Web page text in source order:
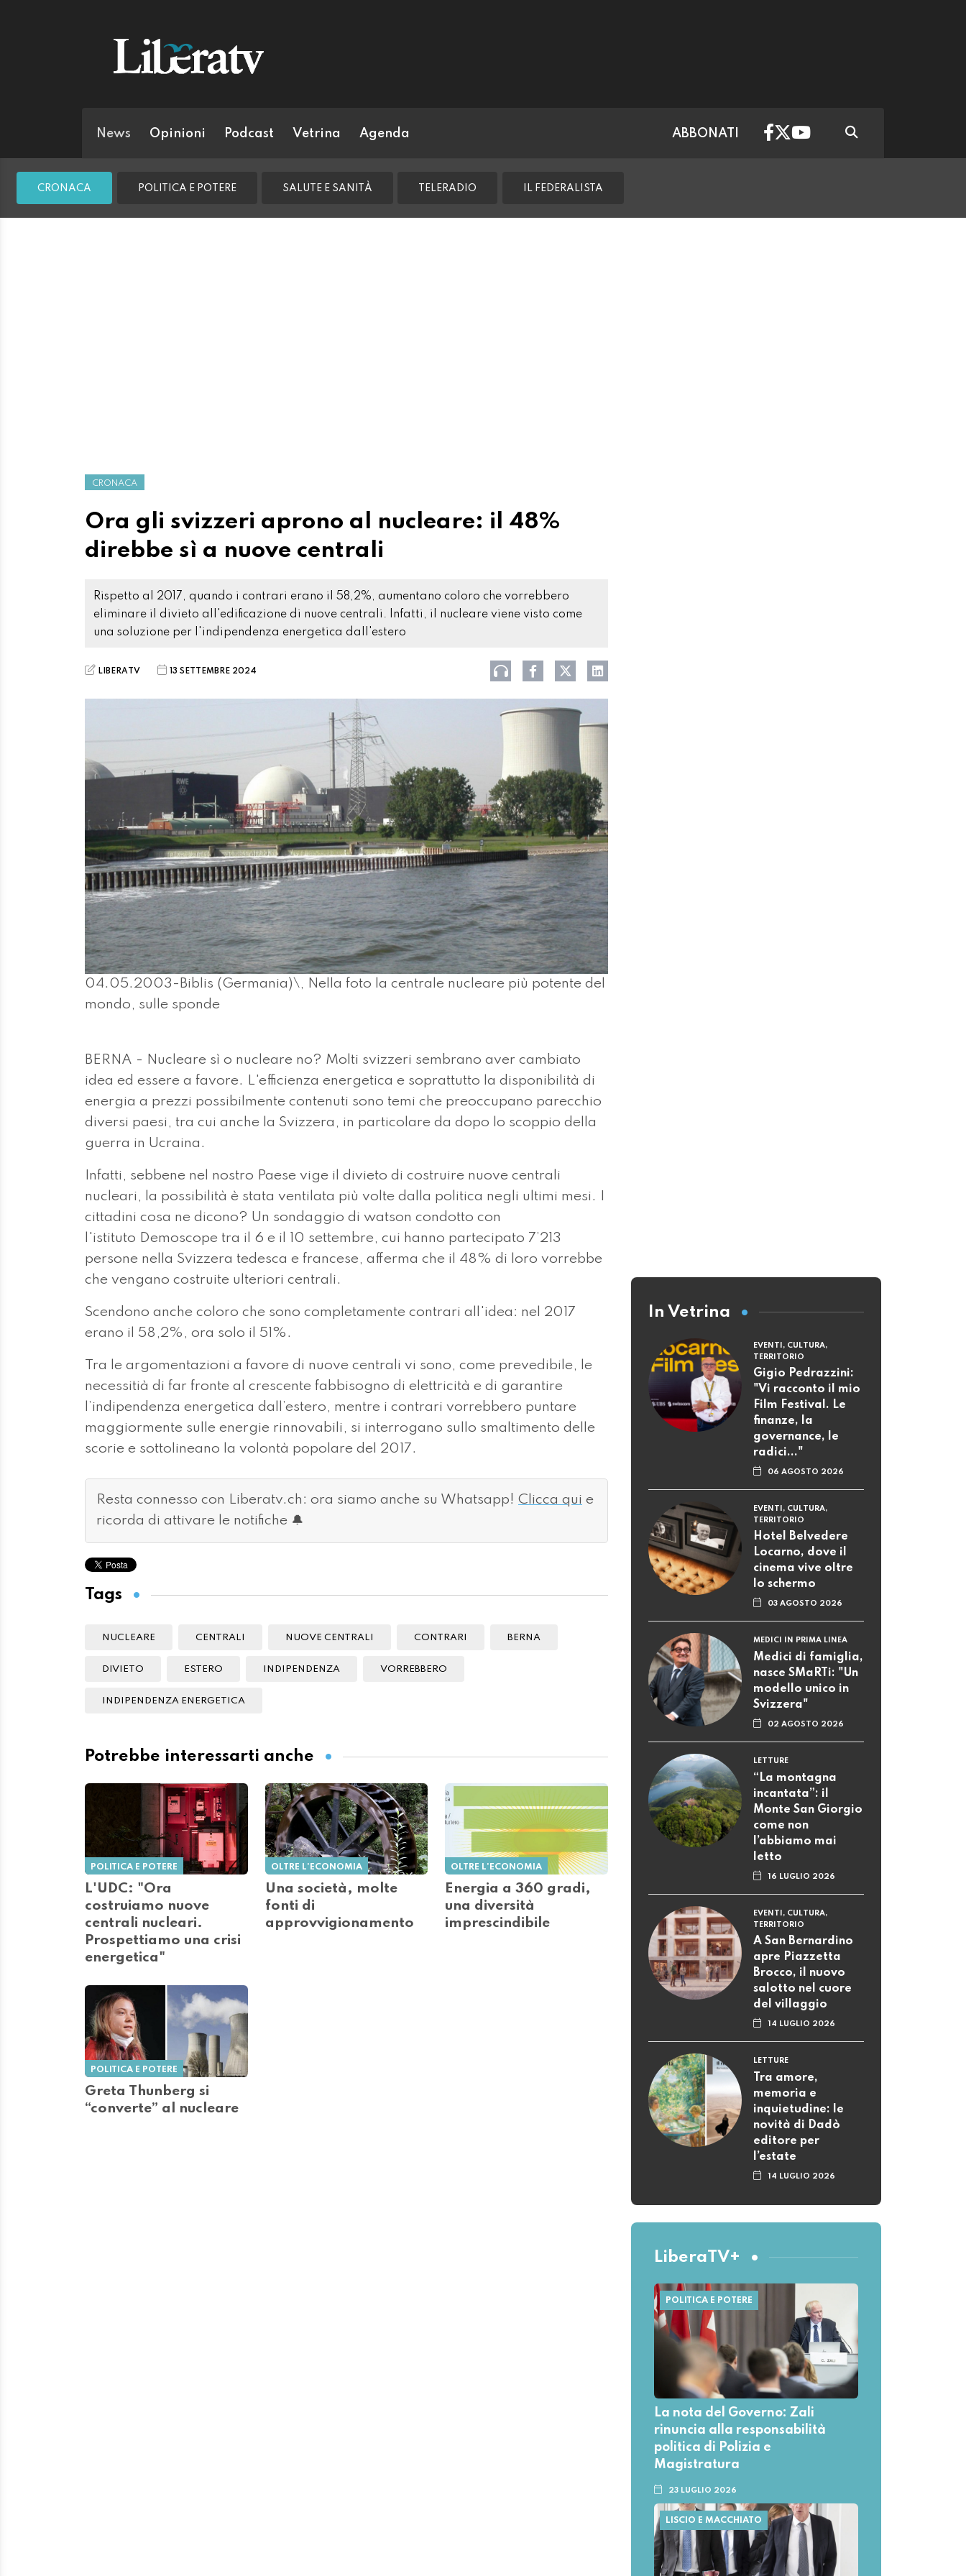
News Opinioni Podcast Vetrina Agenda ABBONATI
CRONACA POLITICA E POTERE SALUTE E SANITÀ TELERADIO IL FEDERALISTA
CRONACA
Ora gli svizzeri aprono al nucleare: il 48%
direbbe sì a nuove centrali
Rispetto al 2017, quando i contrari erano il 58,2%, aumentano coloro che vorrebbero
eliminare il divieto all'edificazione di nuove centrali. Infatti, il nucleare viene visto come
una soluzione per l'indipendenza energetica dall'estero
LIBERATV 13 SETTEMBRE 2024
04.05.2003-Biblis (Germania)\, Nella foto la centrale nucleare più potente del
mondo, sulle sponde
BERNA - Nucleare sì o nucleare no? Molti svizzeri sembrano aver cambiato
idea ed essere a favore. L'efficienza energetica e soprattutto la disponibilità di
energia a prezzi possibilmente contenuti sono temi che preoccupano parecchio
diversi paesi, tra cui anche la Svizzera, in particolare da dopo lo scoppio della
guerra in Ucraina.
Infatti, sebbene nel nostro Paese vige il divieto di costruire nuove centrali
nucleari, la possibilità è stata ventilata più volte dalla politica negli ultimi mesi. I
cittadini cosa ne dicono? Un sondaggio di watson condotto con
l'istituto Demoscope tra il 6 e il 10 settembre, cui hanno partecipato 7’213
persone nella Svizzera tedesca e francese, afferma che il 48% di loro vorrebbe
che vengano costruite ulteriori centrali.
Scendono anche coloro che sono completamente contrari all'idea: nel 2017
erano il 58,2%, ora solo il 51%.
Tra le argomentazioni a favore di nuove centrali vi sono, come prevedibile, le
necessitià di far fronte al crescente fabbisogno di elettricità e di garantire
l’indipendenza energetica dall’estero, mentre i contrari vorrebbero puntare
maggiormente sulle energie rinnovabili, si interrogano sullo smaltimento delle
scorie e sottolineano la volontà popolare del 2017.
Resta connesso con Liberatv.ch: ora siamo anche su Whatsapp! Clicca qui e
ricorda di attivare le notifiche 🔔
Tags
NUCLEARE CENTRALI NUOVE CENTRALI CONTRARI BERNA
DIVIETO ESTERO INDIPENDENZA VORREBBERO
INDIPENDENZA ENERGETICA
Potrebbe interessarti anche
POLITICA E POTERE
L'UDC: "Ora
costruiamo nuove
centrali nucleari.
Prospettiamo una crisi
energetica"
OLTRE L'ECONOMIA
Una società, molte
fonti di
approvvigionamento
OLTRE L'ECONOMIA
Energia a 360 gradi,
una diversità
imprescindibile
POLITICA E POTERE
Greta Thunberg si
“converte” al nucleare
In Vetrina
EVENTI, CULTURA,
TERRITORIO
Gigio Pedrazzini:
"Vi racconto il mio
Film Festival. Le
finanze, la
governance, le
radici..."
06 AGOSTO 2026
EVENTI, CULTURA,
TERRITORIO
Hotel Belvedere
Locarno, dove il
cinema vive oltre
lo schermo
03 AGOSTO 2026
MEDICI IN PRIMA LINEA
Medici di famiglia,
nasce SMaRTi: "Un
modello unico in
Svizzera"
02 AGOSTO 2026
LETTURE
“La montagna
incantata”: il
Monte San Giorgio
come non
l’abbiamo mai
letto
16 LUGLIO 2026
EVENTI, CULTURA,
TERRITORIO
A San Bernardino
apre Piazzetta
Brocco, il nuovo
salotto nel cuore
del villaggio
14 LUGLIO 2026
LETTURE
Tra amore,
memoria e
inquietudine: le
novità di Dadò
editore per
l’estate
14 LUGLIO 2026
LiberaTV+
POLITICA E POTERE
La nota del Governo: Zali
rinuncia alla responsabilità
politica di Polizia e
Magistratura
23 LUGLIO 2026
LISCIO E MACCHIATO